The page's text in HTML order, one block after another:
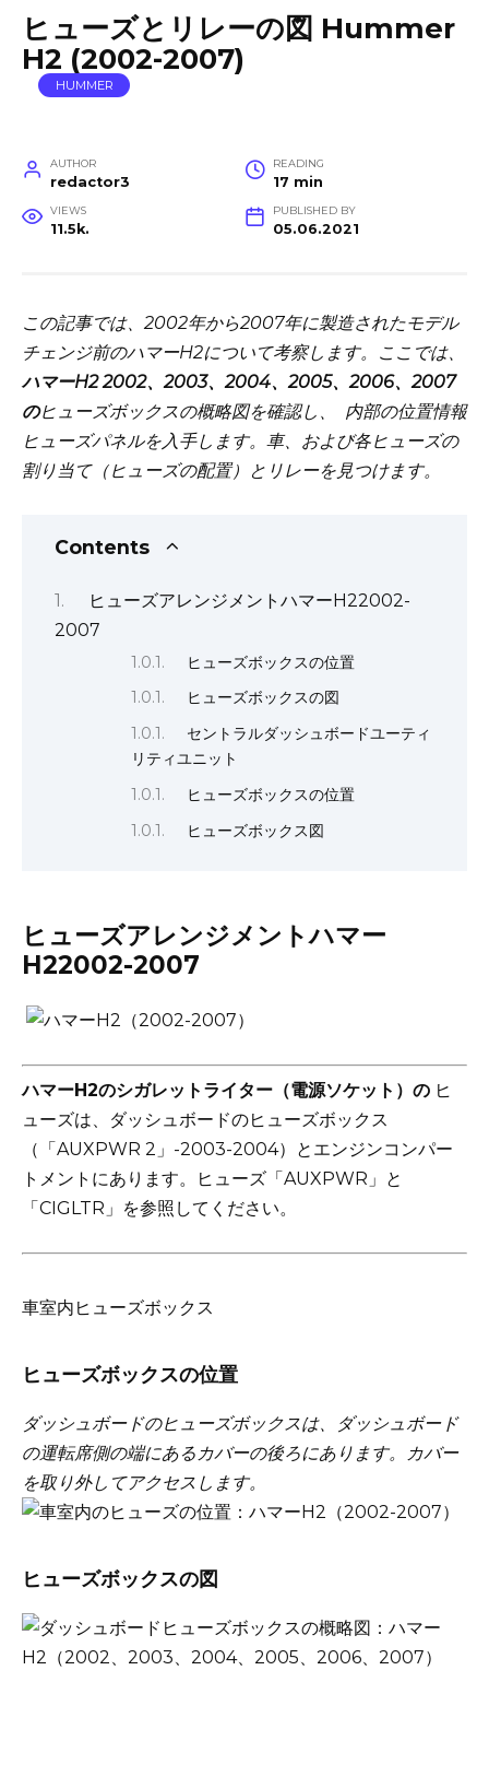
ヒューズとリレーの図 Hummer
H2 (2002-2007)
HUMMER
AUTHOR
redactor3
READING
17 min
VIEWS
11.5k.
PUBLISHED BY
05.06.2021
この記事では、2002年から2007年に製造されたモデル
チェンジ前のハマーH2について考察します。ここでは、
ハマーH2 2002、2003、2004、2005、2006、2007
のヒューズボックスの概略図を確認し、
内部の位置情報
ヒューズパネルを入手します。車、および各ヒューズの
割り当て（ヒューズの配置）とリレーを見つけます。
Contents
ヒューズアレンジメントハマーH22002-
2007
ヒューズボックスの位置
ヒューズボックスの図
セントラルダッシュボードユーティ
リティユニット
ヒューズボックスの位置
ヒューズボックス図
ヒューズアレンジメントハマー
H22002-2007
ハマーH2のシガレットライター（電源ソケット）の ヒ
ューズは、ダッシュボードのヒューズボックス
（「AUXPWR 2」-2003-2004）とエンジンコンパー
トメントにあります。ヒューズ「AUXPWR」と
「CIGLTR」を参照してください。
車室内ヒューズボックス
ヒューズボックスの位置
ダッシュボードのヒューズボックスは、ダッシュボード
の運転席側の端にあるカバーの後ろにあります。
カバー
を取り外してアクセスします。
ヒューズボックスの図